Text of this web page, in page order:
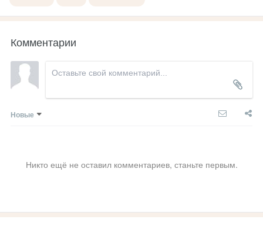
Комментарии
Новые
Никто ещё не оставил комментариев, станьте первым.